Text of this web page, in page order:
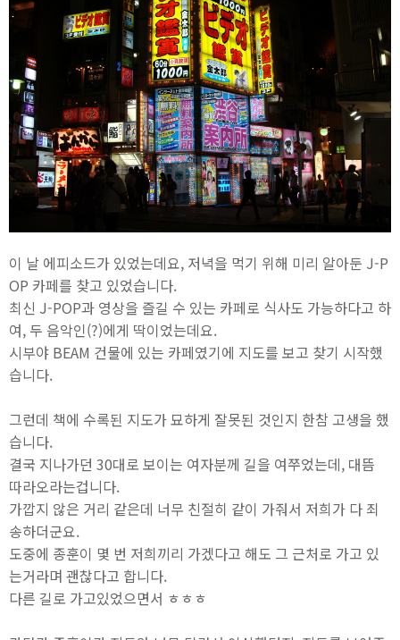
이 날 에피소드가 있었는데요, 저녁을 먹기 위해 미리 알아둔 J-P
OP 카페를 찾고 있었습니다.
최신 J-POP과 영상을 즐길 수 있는 카페로 식사도 가능하다고 하
여, 두 음악인(?)에게 딱이었는데요.
시부야 BEAM 건물에 있는 카페였기에 지도를 보고 찾기 시작했
습니다.
그런데 책에 수록된 지도가 묘하게 잘못된 것인지 한참 고생을 했
습니다.
결국 지나가던 30대로 보이는 여자분께 길을 여쭈었는데, 대뜸
따라오라는겁니다.
가깝지 않은 거리 같은데 너무 친절히 같이 가줘서 저희가 다 죄
송하더군요.
도중에 종훈이 몇 번 저희끼리 가겠다고 해도 그 근처로 가고 있
는거라며 괜찮다고 합니다.
다른 길로 가고있었으면서 ㅎㅎㅎ